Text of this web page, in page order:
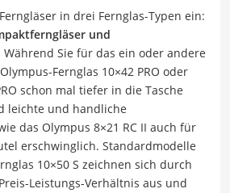
in drei Fernglas-Typen ein:
und
Während Sie für das ein oder andere
Fernglas 10×42 PRO oder
schon mal tiefer in die Tasche
leichte und handliche
das Olympus 8×21 RC II auch für
erschwinglich. Standardmodelle
10×50 S zeichnen sich durch
Leistungs-Verhältnis aus und